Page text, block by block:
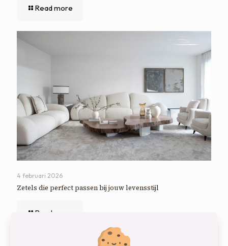
Read more
4 februari 2026
Zetels die perfect passen bij jouw levensstijl
Read more